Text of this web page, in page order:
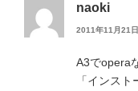
naoki
2011年11月21
A3でopera
「インス